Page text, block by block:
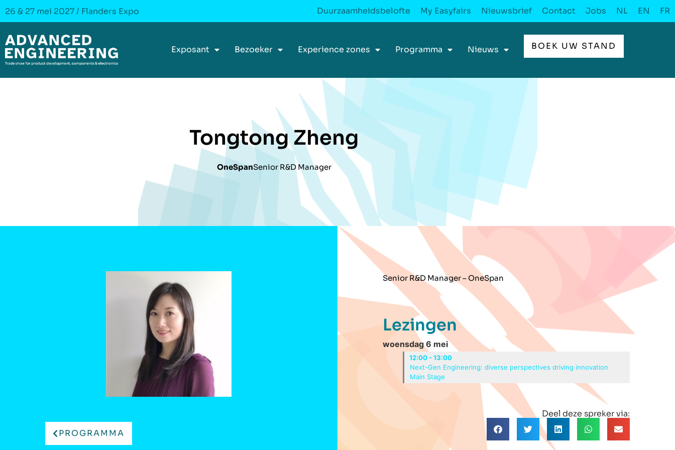
26 & 27 mei 2027 / Flanders Expo Duurzaamheidsbelofte My Easyfairs Nieuwsbrief Contact Jobs NL EN FR
Exposant Bezoeker Experience zones Programma Nieuws BOEK UW STAND
Tongtong Zheng
OneSpanSenior R&D Manager
PROGRAMMA
Senior R&D Manager – OneSpan
Lezingen
woensdag 6 mei
12:00 - 13:00
Next-Gen Engineering: diverse perspectives driving innovation
Main Stage
Deel deze spreker via: